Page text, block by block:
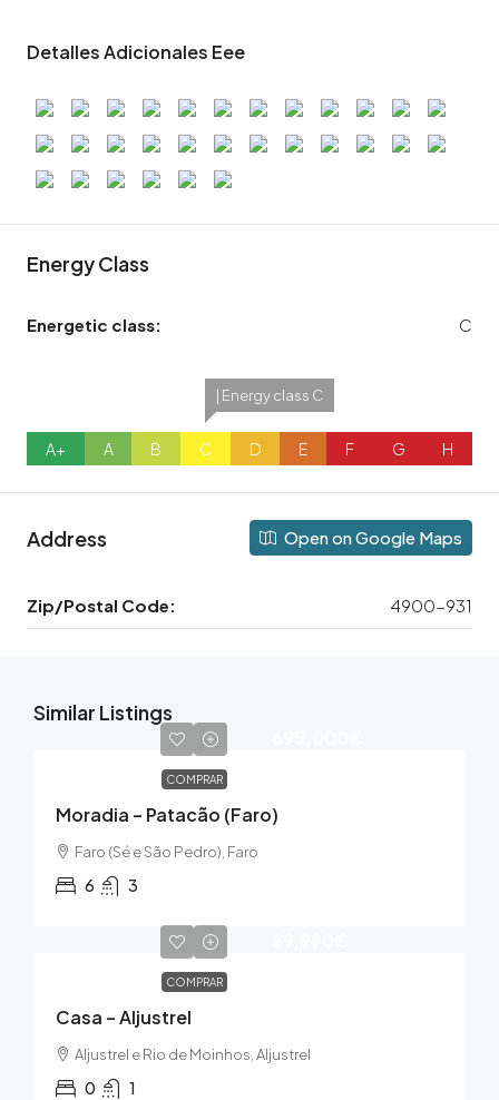
Detalles Adicionales Eee
Energy Class
Energetic class: C
A+ A B
| Energy class C
C D E F G H
Address Open on Google Maps
Zip/Postal Code: 4900-931
Similar Listings
COMPRAR
Moradia – Patacão (Faro)
Faro (Sé e São Pedro), Faro
6 3
COMPRAR
Casa – Aljustrel
Aljustrel e Rio de Moinhos, Aljustrel
0 1